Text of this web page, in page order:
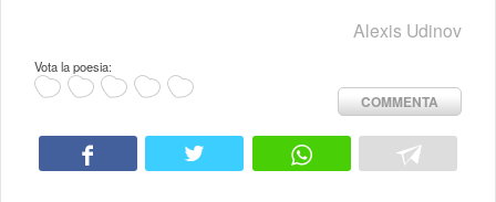
Alexis Udinov
Vota la poesia:
COMMENTA